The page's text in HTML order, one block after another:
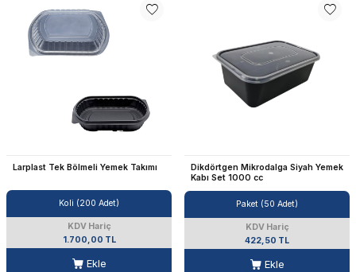
Larplast Tek Bölmeli Yemek Takımı
Koli (200 Adet)
KDV Hariç
1.700,00 TL
Ekle
Dikdörtgen Mikrodalga Siyah Yemek
Kabı Set 1000 cc
Paket (50 Adet)
KDV Hariç
422,50 TL
Ekle